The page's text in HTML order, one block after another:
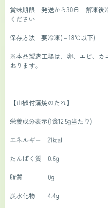
賞味期限　発送から30日　解凍後
ください
保存方法　要冷凍(－18℃以下)
※本品製造工場は、卵、エビ、カ
おります。
【山椒付蒲焼のたれ】
栄養成分表示(1食12.5g当たり)
エネルギー　21kcal
たんぱく質　0.6g
脂質　　　　0g
炭水化物　　4.4g